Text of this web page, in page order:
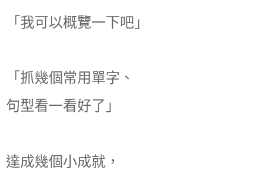
「我可以概覽一下吧」
「抓幾個常用單字、
句型看一看好了」
達成幾個小成就，